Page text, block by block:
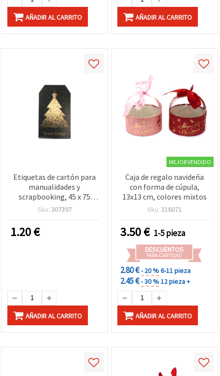
AÑADIR AL CARRITO AÑADIR AL CARRITO
Etiquetas de cartón para
manualidades y
scrapbooking, 45 x 75
mm, pack de 6
Sku: 307397
1.20€
AÑADIR AL CARRITO
MEJOR VENDIDO
Caja de regalo navideña
con forma de cúpula,
13x13 cm, colores mixtos
Sku: 316071
3.50€ 1-5 pieza
DESCUENTOS
PARA CANTIDAD
2.80 €- 20 %6-11 pieza
2.45 €- 30 %12 pieza +
AÑADIR AL CARRITO